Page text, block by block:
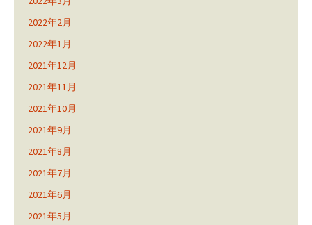
2022年2月
2022年1月
2021年12月
2021年11月
2021年10月
2021年9月
2021年8月
2021年7月
2021年6月
2021年5月